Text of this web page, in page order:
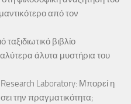
από τον
βιβλίο
άλυτα μυστήρια του
Laboratory: Μπορεί η
την πραγματικότητα;